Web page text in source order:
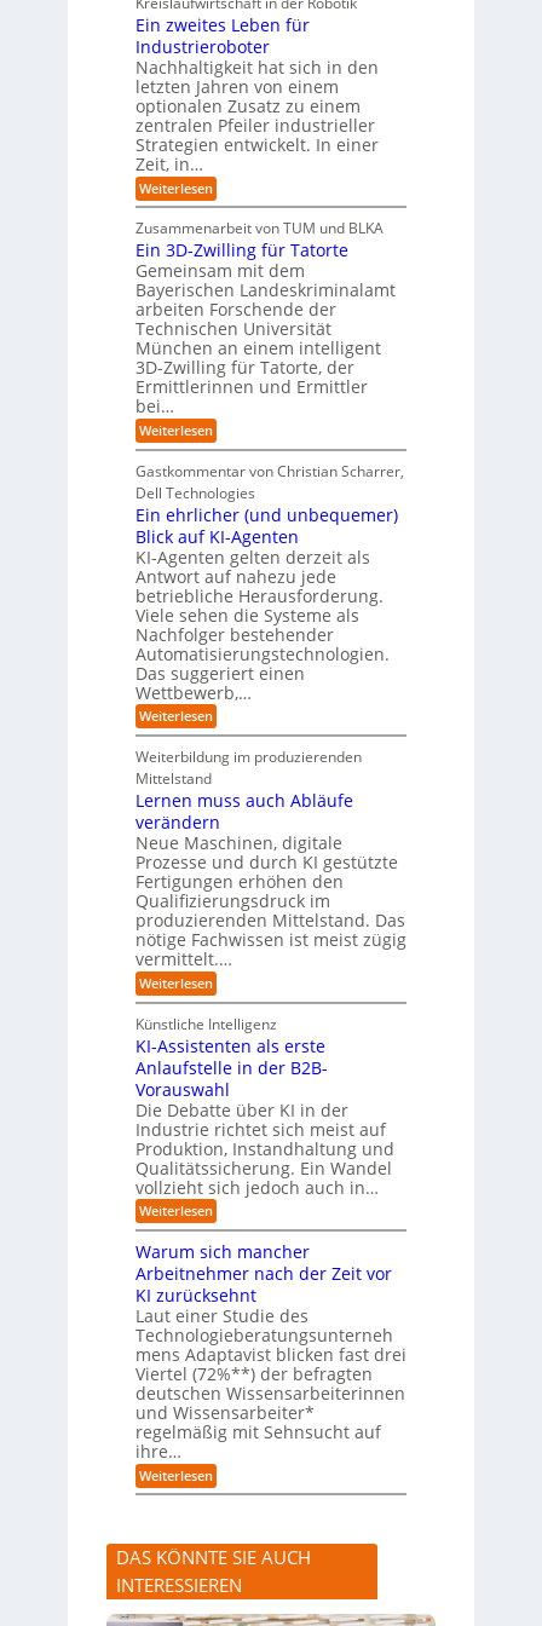
s
b
e
i
t
-
e
u
r
o
p
i
s
c
h
e
n
R
o
u
t
e
-
H
e
r
s
t
e
l
l
e
r
n
e
r
u
n
g
n
S
A
P
:
W
i
e
s
u
b
r
e
D
a
t
e
n
K
I
-
r
o
j
e
k
t
e
i
n
d
e
r
I
n
d
u
s
t
r
i
e
e
m
ö
g
l
i
c
h
e
n
e
n
d
A
I
-
R
e
p
r
t
S
i
n
k
e
n
d
e
s
C
b
e
r
r
s
i
k
o
,
w
a
c
h
s
e
n
d
e
R
a
n
o
m
w
a
r
e
-
G
e
f
a
h
Ein zweites Leben für
Industrieroboter
Nachhaltigkeit hat sich in den
letzten Jahren von einem
optionalen Zusatz zu einem
zentralen Pfeiler industrieller
Strategien entwickelt. In einer
Zeit, in…
Weiterlesen:
E
n
z
w
e
i
t
e
s
L
e
e
n
f
ü
r
I
n
d
u
s
t
r
i
e
r
o
b
o
t
r
Zusammenarbeit von TUM und BLKA
Ein 3D-Zwilling für Tatorte
Gemeinsam mit dem
Bayerischen Landeskriminalamt
arbeiten Forschende der
Technischen Universität
München an einem intelligent
3D-Zwilling für Tatorte, der
Ermittlerinnen und Ermittler
bei…
Weiterlesen:
E
n
3
D
-
Z
w
i
l
l
i
n
g
f
ü
r
T
a
t
o
r
t
e
Gastkommentar von Christian Scharrer,
Dell Technologies
Ein ehrlicher (und unbequemer)
Blick auf KI-Agenten
KI-Agenten gelten derzeit als
Antwort auf nahezu jede
betriebliche Herausforderung.
Viele sehen die Systeme als
Nachfolger bestehender
Automatisierungstechnologien.
Das suggeriert einen
Wettbewerb,…
Weiterlesen:
E
n
e
h
r
l
i
c
h
e
r
(
u
n
d
u
n
e
q
u
e
m
e
r
)
B
l
i
k
a
u
f
K
I
-
A
g
e
n
t
e
n
Weiterbildung im produzierenden
Mittelstand
Lernen muss auch Abläufe
verändern
Neue Maschinen, digitale
Prozesse und durch KI gestützte
Fertigungen erhöhen den
Qualifizierungsdruck im
produzierenden Mittelstand. Das
nötige Fachwissen ist meist zügig
vermittelt.…
Weiterlesen:
L
e
r
n
e
n
m
u
s
s
a
u
c
h
A
b
l
u
f
e
v
e
r
ä
n
d
r
n
Künstliche Intelligenz
KI-Assistenten als erste
Anlaufstelle in der B2B-
Vorauswahl
Die Debatte über KI in der
Industrie richtet sich meist auf
Produktion, Instandhaltung und
Qualitätssicherung. Ein Wandel
vollzieht sich jedoch auch in…
Weiterlesen:
K
I
-
A
s
s
i
s
t
e
n
t
e
n
a
l
s
s
t
e
A
n
Warum sich mancher
Arbeitnehmer nach der Zeit vor
KI zurücksehnt
Laut einer Studie des
Technologieberatungsunterneh
mens Adaptavist blicken fast drei
Viertel (72%**) der befragten
deutschen Wissensarbeiterinnen
und Wissensarbeiter*
regelmäßig mit Sehnsucht auf
ihre…
Weiterlesen:
W
u
m
s
i
DAS KÖNNTE SIE AUCH
INTERESSIEREN